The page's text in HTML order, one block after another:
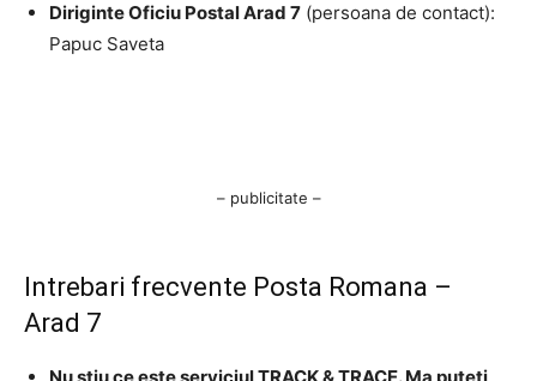
Diriginte Oficiu Postal Arad 7 (persoana de contact):
Papuc Saveta
– publicitate –
Intrebari frecvente Posta Romana –
Arad 7